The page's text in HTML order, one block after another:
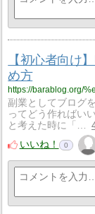
【初心者向け
め方
副業としてブログ
ってどう作ればい
と考えた時に「…
いいね！
0